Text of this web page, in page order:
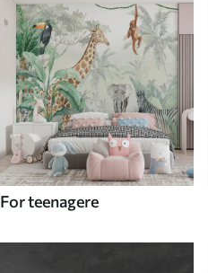
For teenagere